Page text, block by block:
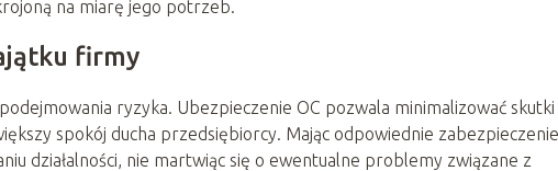
na miarę jego potrzeb.
firmy
ryzyka. Ubezpieczenie OC pozwala minimalizować skutki
spokój ducha przedsiębiorcy. Mając odpowiednie
działalności, nie martwiąc się o ewentualne problemy związane z